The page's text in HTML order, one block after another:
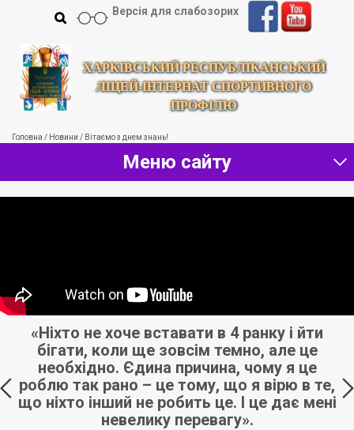
ХАРКІВСЬКИЙ РЕСПУБЛІКАНСЬКИЙ
ЛІЦЕЙ-ІНТЕРНАТ СПОРТИВНОГО
ПРОФІЛЮ
Версія для слабозорих
Головна / Новини / Вітаємо з днем знань!
Меню сайту
«Ніхто не хоче вставати в 4 ранку і йти
бігати, коли ще зовсім темно, але це
необхідно. Єдина причина, чому я це
роблю так рано – це тому, що я вірю в те,
що ніхто інший не робить це. І це дає мені
невелику перевагу».